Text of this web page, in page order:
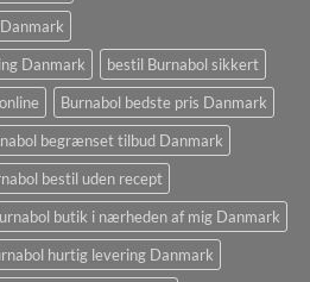
Danmark
bestil Burnabol sikkert
Burnabol bedste pris Danmark
begrænset tilbud Danmark
bestil uden recept
butik i nærheden af ​​mig Danmark
hurtig levering Danmark